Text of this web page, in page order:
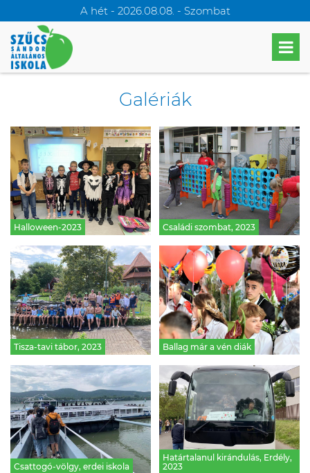
A hét - 2026.08.08. - Szombat
Galériák
Halloween-2023 Családi szombat, 2023
Tisza-tavi tábor, 2023 Ballag már a vén diák
Csattogó-völgy, erdei iskola
Határtalanul kirándulás, Erdély,
2023